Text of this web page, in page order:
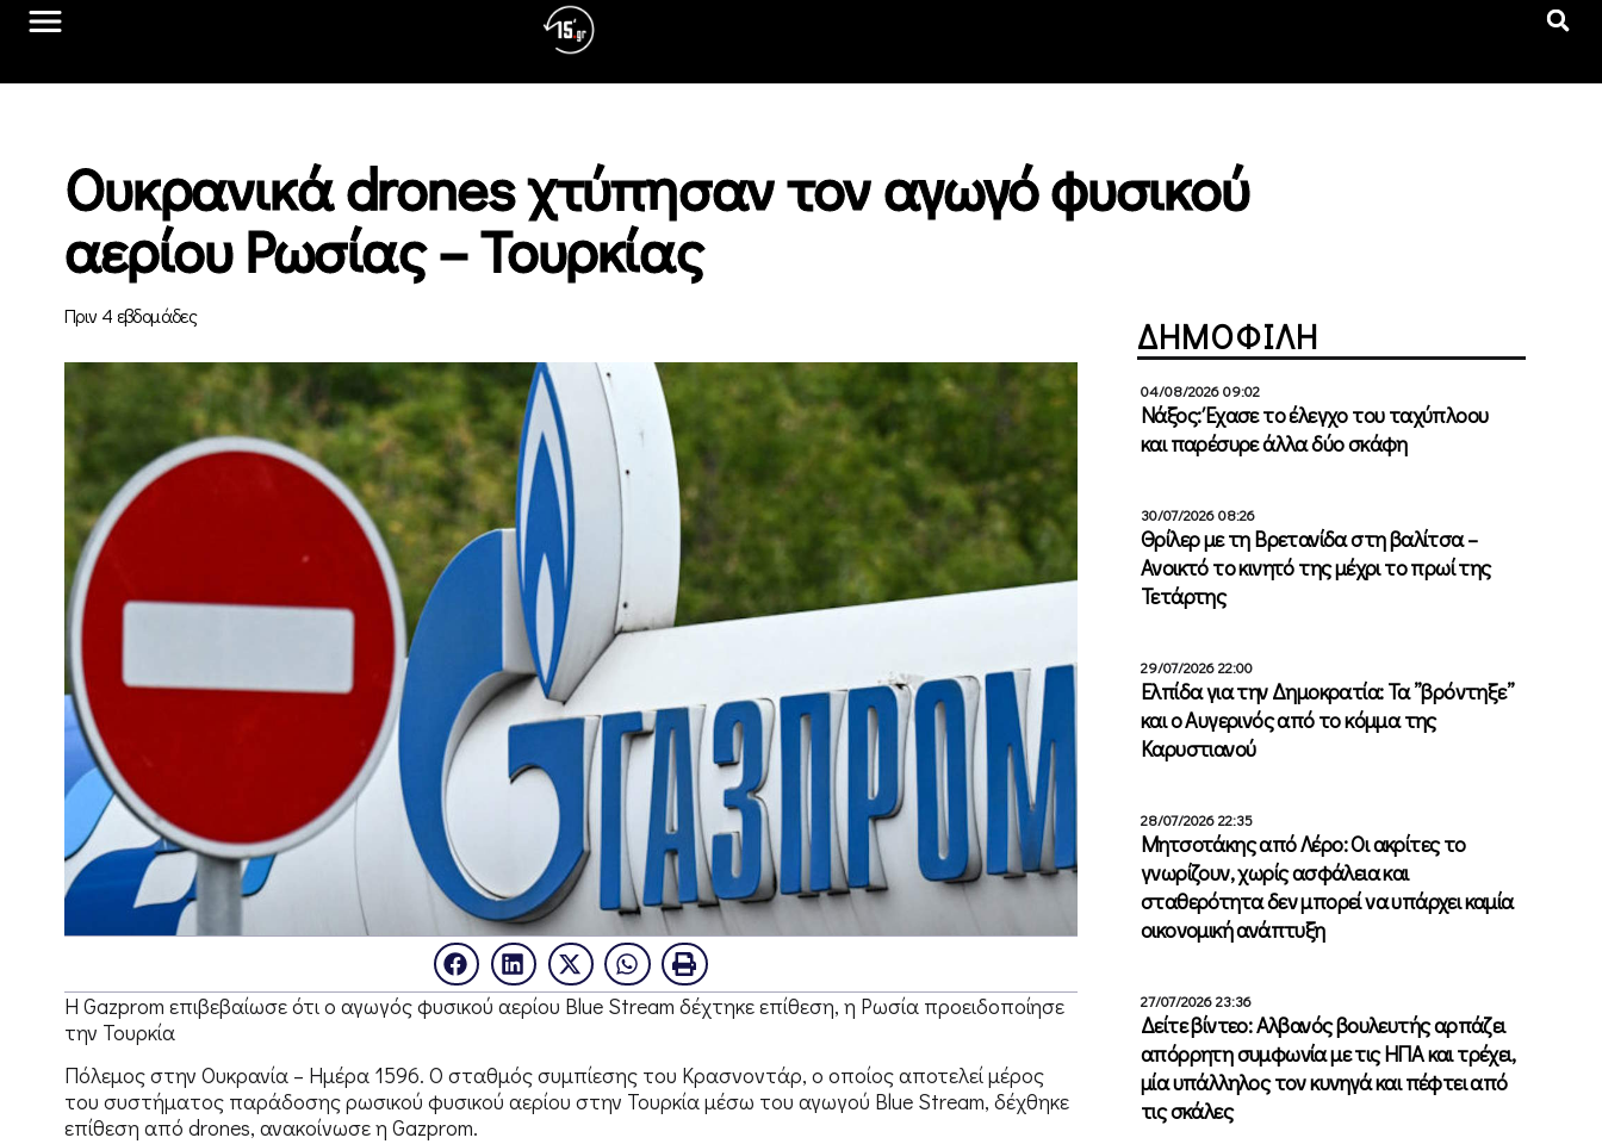
Ουκρανικά drones χτύπησαν τον αγωγό φυσικού
αερίου Ρωσίας – Τουρκίας
Πριν 4 εβδομάδες
Η Gazprom επιβεβαίωσε ότι ο αγωγός φυσικού αερίου Blue Stream δέχτηκε επίθεση, η Ρωσία προειδοποίησε
την Τουρκία
Πόλεμος στην Ουκρανία – Ημέρα 1596. Ο σταθμός συμπίεσης του Κρασνοντάρ, ο οποίος αποτελεί μέρος
του συστήματος παράδοσης ρωσικού φυσικού αερίου στην Τουρκία μέσω του αγωγού Blue Stream, δέχθηκε
επίθεση από drones, ανακοίνωσε η Gazprom.
ΔΗΜΟΦΙΛΗ
04/08/2026 09:02
Νάξος: Έχασε το έλεγχο του ταχύπλοου
και παρέσυρε άλλα δύο σκάφη
30/07/2026 08:26
Θρίλερ με τη Βρετανίδα στη βαλίτσα –
Ανοικτό το κινητό της μέχρι το πρωί της
Τετάρτης
29/07/2026 22:00
Ελπίδα για την Δημοκρατία: Τα ”βρόντηξε”
και ο Αυγερινός από το κόμμα της
Καρυστιανού
28/07/2026 22:35
Μητσοτάκης από Λέρο: Οι ακρίτες το
γνωρίζουν, χωρίς ασφάλεια και
σταθερότητα δεν μπορεί να υπάρχει καμία
οικονομική ανάπτυξη
27/07/2026 23:36
Δείτε βίντεο: Αλβανός βουλευτής αρπάζει
απόρρητη συμφωνία με τις ΗΠΑ και τρέχει,
μία υπάλληλος τον κυνηγά και πέφτει από
τις σκάλες